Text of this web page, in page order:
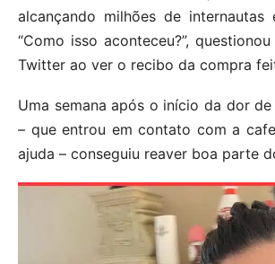
alcançando milhões de internautas
“Como isso aconteceu?”,
Twitter ao ver o recibo da compra
Uma semana após o início da dor
– que entrou em contato com a
ajuda – conseguiu reaver boa parte